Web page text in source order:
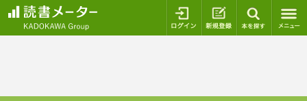
ログイン 新規登録